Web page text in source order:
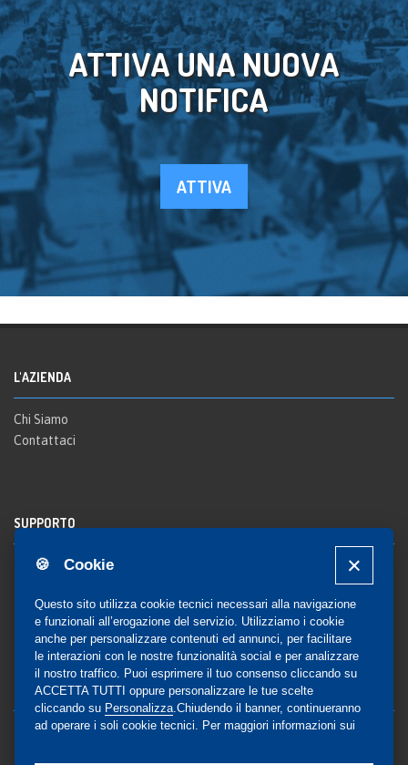
🍪 Cookie
Questo sito utilizza cookie tecnici necessari alla navigazione
e funzionali all’erogazione del servizio. Utilizziamo i cookie
anche per personalizzare contenuti ed annunci, per facilitare
le interazioni con le nostre funzionalità social e per analizzare
il nostro traffico. Puoi esprimere il tuo consenso cliccando su
ACCETTA TUTTI oppure personalizzare le tue scelte
cliccando su Personalizza .Chiudendo il banner, continueranno
ad operare i soli cookie tecnici. Per maggiori informazioni sui
ATTIVA UNA NUOVA
NOTIFICA
ATTIVA
L'AZIENDA
Chi Siamo
Contattaci
SUPPORTO
Registrazione al sito
Notifica
COMMUNITY
Blog e Canali social